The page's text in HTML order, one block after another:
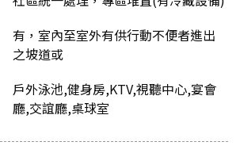
有，室內至室外有供行動不便者進出
之坡道或
戶外泳池,健身房,KTV,視聽中心,宴會
廳,交誼廳,桌球室